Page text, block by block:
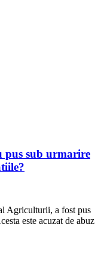
pus sub urmarire
Agriculturii, a fost pus
este acuzat de abuz